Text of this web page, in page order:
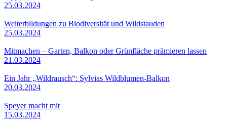
25.03.2024
Weiterbildungen zu Biodiversität und Wildstauden
25.03.2024
Mitmachen – Garten, Balkon oder Grünfläche prämieren lassen
21.03.2024
Ein Jahr „Wildrausch“: Sylvias Wildblumen-Balkon
20.03.2024
Speyer macht mit
15.03.2024